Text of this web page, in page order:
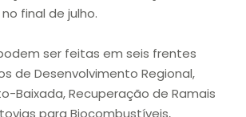
final de julho.
ser feitas em seis frentes
de Desenvolvimento Regional,
Baixada, Recuperação de Ramais
para Biocombustíveis,